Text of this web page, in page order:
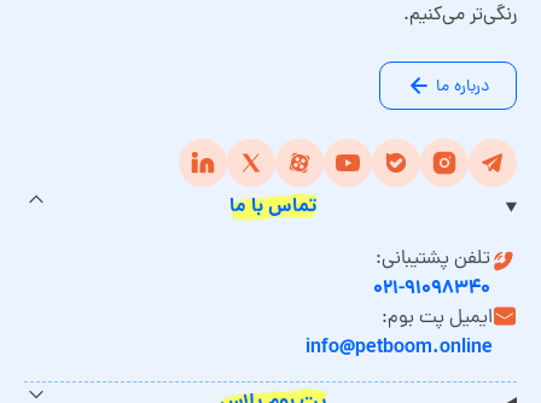
رنگی‌تر می‌کنیم.
درباره ما
تماس با ما
تلفن پشتیبانی:
۰۲۱-۹۱۰۹۸۳۴۰
ایمیل پت بوم:
info@petboom.online